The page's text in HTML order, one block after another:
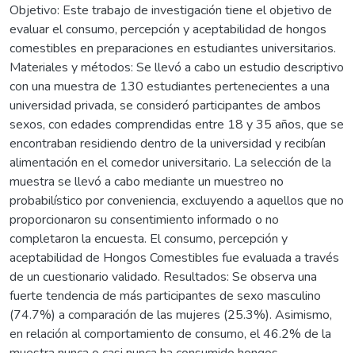
Objetivo: Este trabajo de investigación tiene el objetivo de
evaluar el consumo, percepción y aceptabilidad de hongos
comestibles en preparaciones en estudiantes universitarios.
Materiales y métodos: Se llevó a cabo un estudio descriptivo
con una muestra de 130 estudiantes pertenecientes a una
universidad privada, se consideró participantes de ambos
sexos, con edades comprendidas entre 18 y 35 años, que se
encontraban residiendo dentro de la universidad y recibían
alimentación en el comedor universitario. La selección de la
muestra se llevó a cabo mediante un muestreo no
probabilístico por conveniencia, excluyendo a aquellos que no
proporcionaron su consentimiento informado o no
completaron la encuesta. El consumo, percepción y
aceptabilidad de Hongos Comestibles fue evaluada a través
de un cuestionario validado. Resultados: Se observa una
fuerte tendencia de más participantes de sexo masculino
(74.7%) a comparación de las mujeres (25.3%). Asimismo,
en relación al comportamiento de consumo, el 46.2% de la